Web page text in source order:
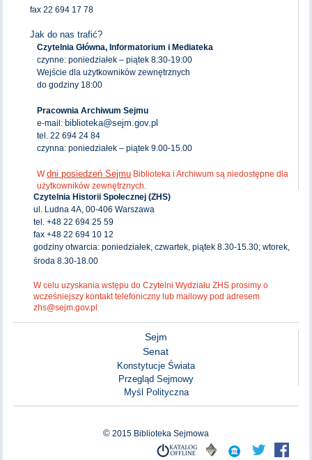
fax 22 694 17 78
Jak do nas trafić?
Czytelnia Główna, Informatorium i Mediateka
czynne: poniedziałek – piątek 8:30-19:00
Wejście dla użytkowników zewnętrznych
do godziny 18:00
Pracownia Archiwum Sejmu
e-mail: biblioteka@sejm.gov.pl
tel. 22 694 24 84
czynna: poniedziałek – piątek 9.00-15.00
Wdni posiedzeń Sejmu Biblioteka i Archiwum są niedostępne dla
użytkowników zewnętrznych.
Czytelnia Historii Społecznej (ZHS)
ul. Ludna 4A, 00-406 Warszawa
tel. +48 22 694 25 59
fax +48 22 694 10 12
godziny otwarcia: poniedziałek, czwartek, piątek 8.30-15.30; wtorek,
środa 8.30-18.00
W celu uzyskania wstępu do Czytelni Wydziału ZHS prosimy o
wcześniejszy kontakt telefoniczny lub mailowy pod adresem
zhs@sejm.gov.pl
Sejm
Senat
Konstytucje Świata
Przegląd Sejmowy
Myśl Polityczna
© 2015 Biblioteka Sejmowa